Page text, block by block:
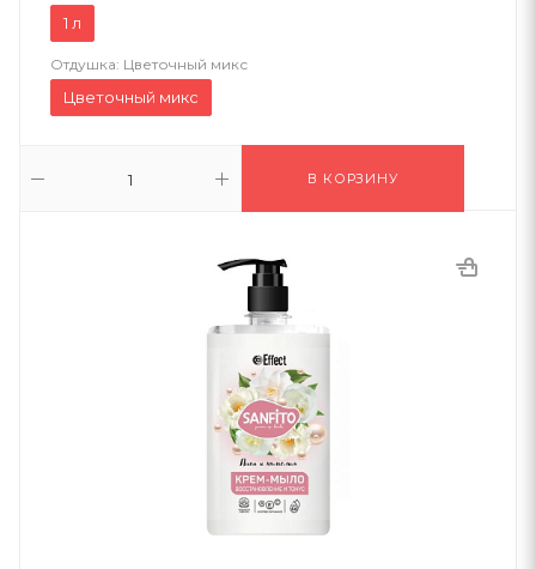
1 л
Отдушка: Цветочный микс
Цветочный микс
В КОРЗИНУ